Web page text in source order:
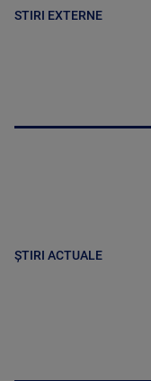
STIRI EXTERNE
ȘTIRI ACTUALE